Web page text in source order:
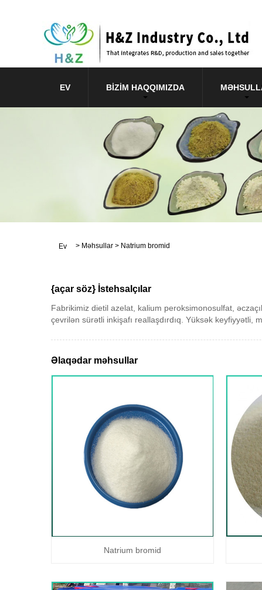
EV BIZIM HAQQIMIZDA
Ev > Məhsullar > Natrium bromid
{açar söz} İstehsalçılar
Fabrikimiz dietil azelat, kalium peroksimonosulfat,
çevrilən sürətli inkişafı reallaşdırdıq. Yüksək keyfiyyətli,
Əlaqədar məhsullar
Natrium bromid